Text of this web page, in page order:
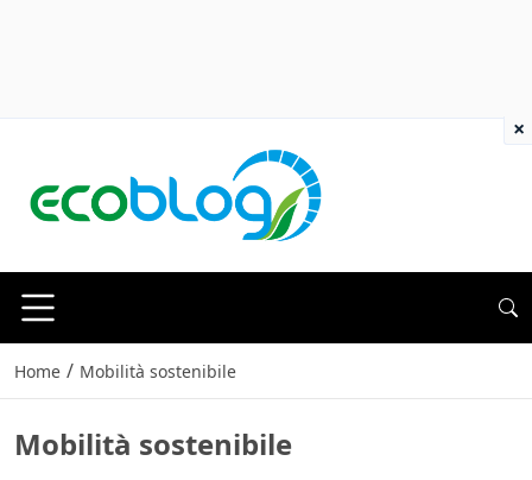
Home / Mobilità sostenibile
Mobilità sostenibile
×